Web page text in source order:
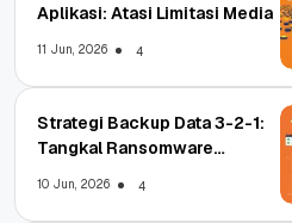
Aplikasi: Atasi Limitasi Media
11 Jun, 2026 4
Strategi Backup Data 3-2-1:
Tangkal Ransomware
10 Jun, 2026 4